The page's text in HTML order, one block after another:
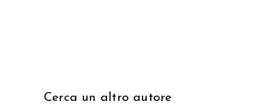
Cerca un altro autore